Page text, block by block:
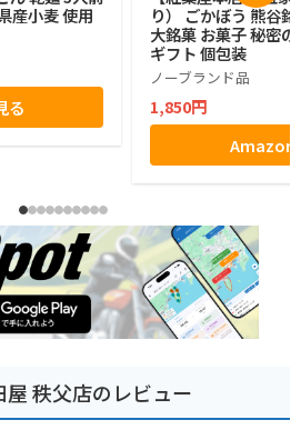
産小麦 使用
る
り） ごかぼう 熊谷
大銘菓 お菓子 秘密
ギフト 個包装
ノーブランド品
1,850円
Amazon
秩父店のレビュー